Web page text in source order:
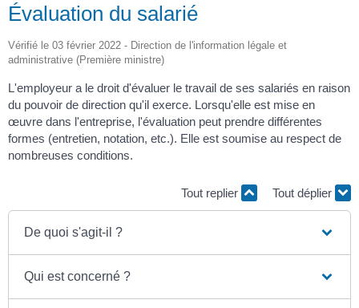
Évaluation du salarié
Vérifié le 03 février 2022 - Direction de l'information légale et
administrative (Première ministre)
L'employeur a le droit d'évaluer le travail de ses salariés en raison
du pouvoir de direction qu'il exerce. Lorsqu'elle est mise en
œuvre dans l'entreprise, l'évaluation peut prendre différentes
formes (entretien, notation, etc.). Elle est soumise au respect de
nombreuses conditions.
Tout replier Tout déplier
De quoi s'agit-il ?
Qui est concerné ?